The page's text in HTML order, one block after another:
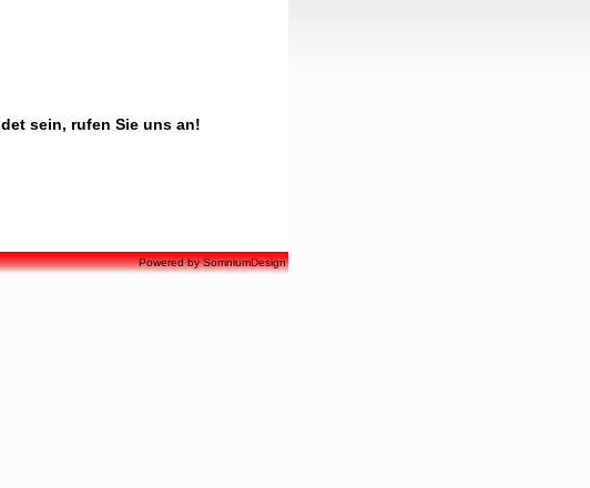
sein, rufen Sie uns an!
Powered bySomniumDesign